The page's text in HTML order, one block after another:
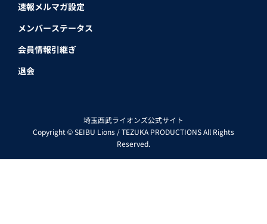
速報メルマガ設定
メンバーステータス
会員情報引継ぎ
退会
埼玉西武ライオンズ公式サイト
Copyright © SEIBU Lions / TEZUKA PRODUCTIONS All Rights
Reserved.